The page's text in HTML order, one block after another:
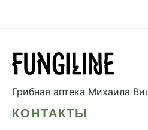
Грибная аптека Михаила
КОНТАКТЫ